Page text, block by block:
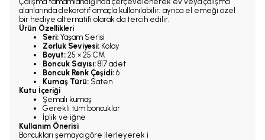
alanlarında dekoratif amaçla kullanılabilir; ayrıca el emeği özel
bir hediye alternatifi olarak da tercih edilir.
Ürün Özellikleri
Seri: Yaşam Serisi
Zorluk Seviyesi: Kolay
Boyut: 25 × 25 CM
Boncuk Sayısı: 817 adet
Boncuk Renk Çeşidi: 6
Kumaş Türü: Saten
Kutu İçeriği
Şemalı kumaş
Gerekli tüm boncuklar
İplik ve iğne
Kullanım Önerisi
Boncukları şemaya göre ilerleyerek i